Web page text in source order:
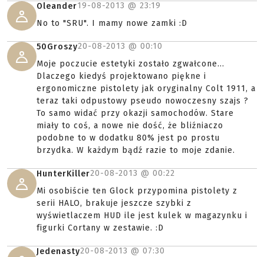
Oleander19-08-2013 @ 23:19
No to "SRU". I mamy nowe zamki :D
50Groszy20-08-2013 @ 00:10
Moje poczucie estetyki zostało zgwałcone...
Dlaczego kiedyś projektowano piękne i
ergonomiczne pistolety jak oryginalny Colt 1911, a
teraz taki odpustowy pseudo nowoczesny szajs ?
To samo widać przy okazji samochodów. Stare
miały to coś, a nowe nie dość, że bliźniaczo
podobne to w dodatku 80% jest po prostu
brzydka. W każdym bądź razie to moje zdanie.
HunterKiller20-08-2013 @ 00:22
Mi osobiście ten Glock przypomina pistolety z
serii HALO, brakuje jeszcze szybki z
wyświetlaczem HUD ile jest kulek w magazynku i
figurki Cortany w zestawie. :D
Jedenasty20-08-2013 @ 07:30